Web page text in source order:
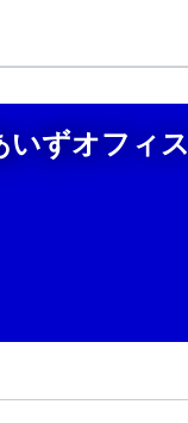
ずオフィス